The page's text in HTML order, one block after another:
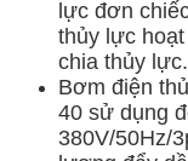
lực đơn
thủy lực
chia thủy lực.
Bơm điện
40 sử dụng
380V/50Hz/